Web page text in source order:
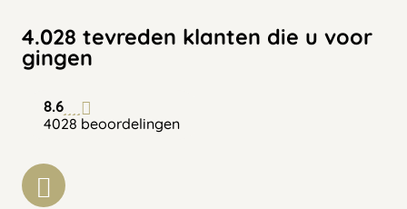
4.028 tevreden klanten die u voor
gingen
8.6
4028 beoordelingen